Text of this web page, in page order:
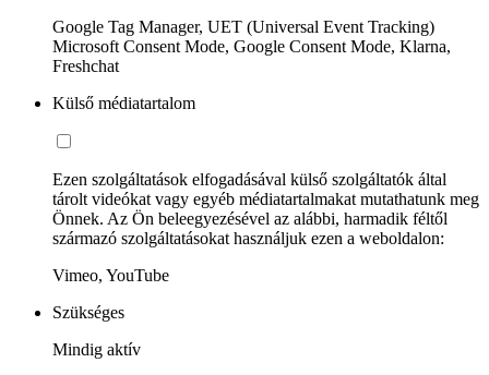
Google Tag Manager, UET (Universal Event Tracking)
Microsoft Consent Mode, Google Consent Mode, Klarna,
Freshchat
Külső médiatartalom
Ezen szolgáltatások elfogadásával külső szolgáltatók által
tárolt videókat vagy egyéb médiatartalmakat mutathatunk meg
Önnek. Az Ön beleegyezésével az alábbi, harmadik féltől
származó szolgáltatásokat használjuk ezen a weboldalon:
Vimeo, YouTube
Szükséges
Mindig aktív